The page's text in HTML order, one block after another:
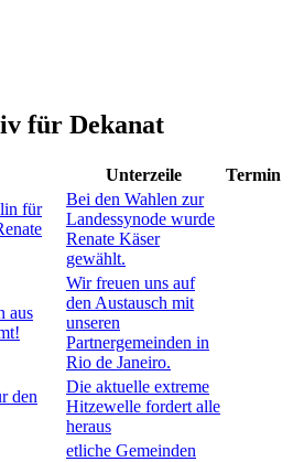
für Dekanat
Unterzeile Termin
für
Bei den Wahlen zur
Landessynode wurde
Renate Käser
gewählt.
aus
Wir freuen uns auf
den Austausch mit
unseren
Partnergemeinden in
Rio de Janeiro.
den
Die aktuelle extreme
Hitzewelle fordert alle
heraus
etliche Gemeinden